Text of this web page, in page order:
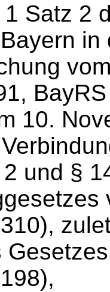
Satz 2
10.
und §